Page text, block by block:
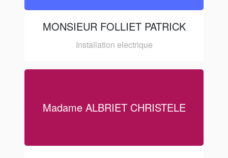
MONSIEUR FOLLIET PATRICK
Installation electrique
Madame ALBRIET CHRISTELE